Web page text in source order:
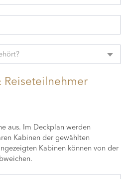
Reiseteilnehmer
aus. Im Deckplan werden
Kabinen der gewählten
Kabinen können von der